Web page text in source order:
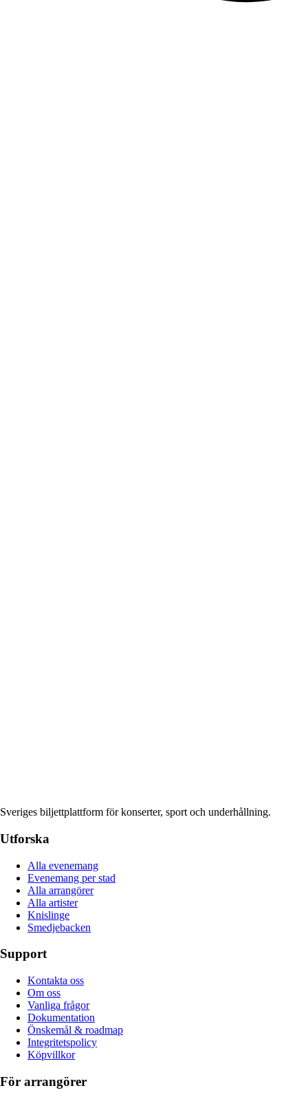
Sveriges biljettplattform för konserter, sport och underhållning.
Utforska
Alla evenemang
Evenemang per stad
Alla arrangörer
Alla artister
Knislinge
Smedjebacken
Support
Kontakta oss
Om oss
Vanliga frågor
Dokumentation
Önskemål & roadmap
Integritetspolicy
Köpvillkor
För arrangörer